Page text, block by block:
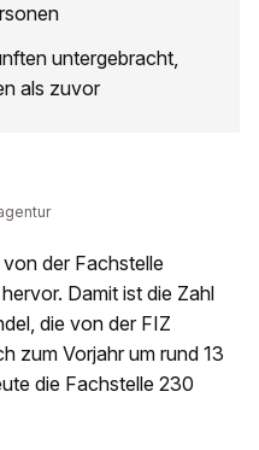
untergebracht,
als zuvor
der Fachstelle
Damit ist die Zahl
die von der FIZ
zum Vorjahr um rund 13
die Fachstelle 230